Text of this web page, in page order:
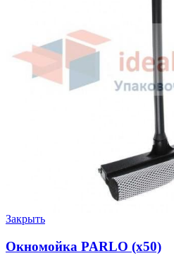
Закрыть
Окномойка PARLO (х50)